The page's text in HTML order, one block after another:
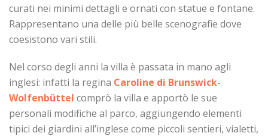
curati nei minimi dettagli e ornati con statue e fontane.
Rappresentano una delle più belle scenografie dove
coesistono vari stili.
Nel corso degli anni la villa è passata in mano agli
inglesi: infatti la regina Caroline di Brunswick-
Wolfenbüttel comprò la villa e apportò le sue
personali modifiche al parco, aggiungendo elementi
tipici dei giardini all’inglese come piccoli sentieri, vialetti,